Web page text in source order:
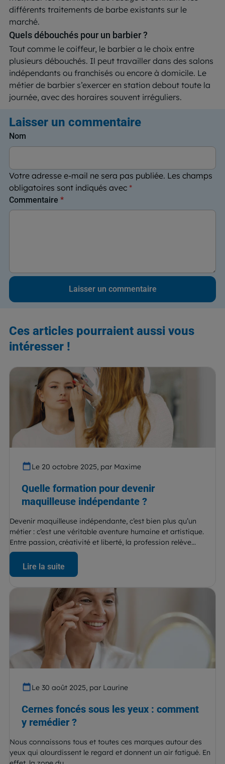
différents traitements de barbe existants sur le
marché.
Quels débouchés pour un barbier ?
Tout comme le coiffeur, le barbier a le choix entre
plusieurs débouchés. Il peut travailler dans des salons
indépendants ou franchisés ou encore à domicile. Le
métier de barbier s’exercer en station debout toute la
journée, avec des horaires souvent irréguliers.
Laisser un commentaire
Votre adresse e-mail ne sera pas publiée. Les champs
obligatoires sont indiqués avec *
Nom
Commentaire *
Ces articles pourraient aussi vous
intéresser !
Le 20 octobre 2025, par Maxime
Quelle formation pour devenir
maquilleuse indépendante ?
Devenir maquilleuse indépendante, c’est bien plus qu’un
métier : c’est une véritable aventure humaine et artistique.
Entre passion, créativité et liberté, la profession relève...
Lire la suite
Le 30 août 2025, par Laurine
Cernes foncés sous les yeux : comment
y remédier ?
Nous connaissons tous et toutes ces marques autour des
yeux qui alourdissent le regard et donnent un air fatigué. En